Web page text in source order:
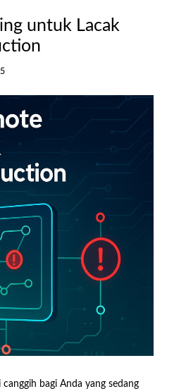
untuk Lacak
bagi Anda yang sedang